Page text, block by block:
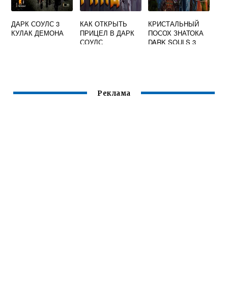
ДАРК СОУЛС 3
КУЛАК ДЕМОНА
КАК ОТКРЫТЬ
ПРИЦЕЛ В ДАРК
СОУЛС
КРИСТАЛЬНЫЙ
ПОСОХ ЗНАТОКА
DARK SOULS 3
Реклама